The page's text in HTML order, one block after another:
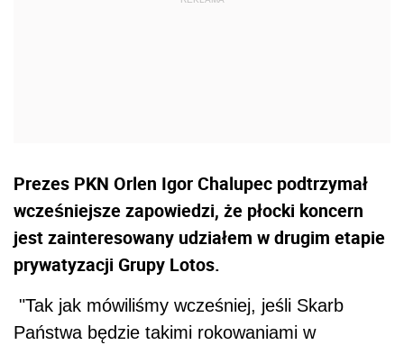
Prezes PKN Orlen Igor Chalupec podtrzymał
wcześniejsze zapowiedzi, że płocki koncern
jest zainteresowany udziałem w drugim etapie
prywatyzacji Grupy Lotos.
"Tak jak mówiliśmy wcześniej, jeśli Skarb
Państwa będzie takimi rokowaniami w